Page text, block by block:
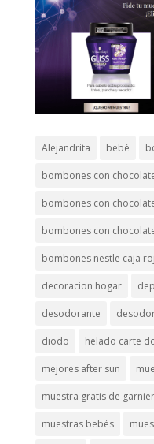
Alejandrita bebé
bombones con
bombones con
bombones con
bombones nestle caja
decoracion hogar
desodorante
diodo helado carte
mejores after sun
muestra gratis de
muestras bebés